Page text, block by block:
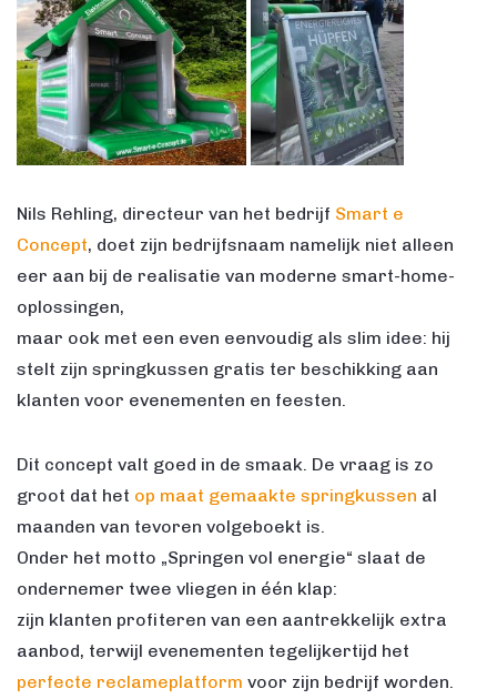
Nils Rehling, directeur van het bedrijf Smart e
Concept, doet zijn bedrijfsnaam namelijk niet alleen
eer aan bij de realisatie van moderne smart-home-
oplossingen,
maar ook met een even eenvoudig als slim idee: hij
stelt zijn springkussen gratis ter beschikking aan
klanten voor evenementen en feesten.
Dit concept valt goed in de smaak. De vraag is zo
groot dat het op maat gemaakte springkussen al
maanden van tevoren volgeboekt is.
Onder het motto „Springen vol energie“ slaat de
ondernemer twee vliegen in één klap:
zijn klanten profiteren van een aantrekkelijk extra
aanbod, terwijl evenementen tegelijkertijd het
perfecte reclameplatform voor zijn bedrijf worden.